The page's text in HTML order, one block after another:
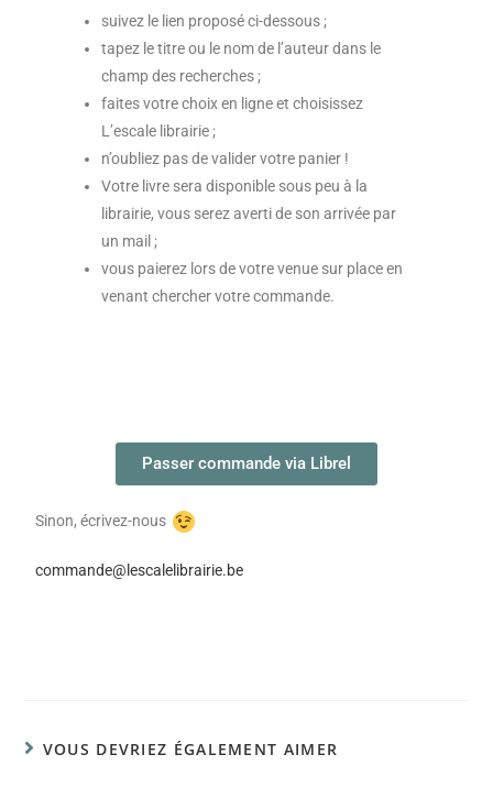
suivez le lien proposé ci-dessous ;
tapez le titre ou le nom de l’auteur dans le
champ des recherches ;
faites votre choix en ligne et choisissez
L’escale librairie ;
n’oubliez pas de valider votre panier !
Votre livre sera disponible sous peu à la
librairie, vous serez averti de son arrivée par
un mail ;
vous paierez lors de votre venue sur place en
venant chercher votre commande.
Passer commande via Librel
Sinon, écrivez-nous
commande@lescalelibrairie.be
VOUS DEVRIEZ ÉGALEMENT AIMER